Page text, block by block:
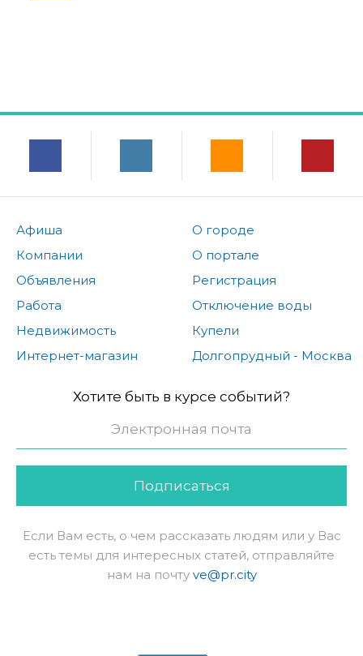
Афиша
Компании
Объявления
Работа
Недвижимость
Интернет-магазин
О городе
О портале
Регистрация
Отключение воды
Купели
Долгопрудный - Москва
Хотите быть в курсе событий?
Подписаться
Если Вам есть, о чем рассказать людям или у Вас
есть темы для интересных статей, отправляйте
нам на почту ve@pr.city